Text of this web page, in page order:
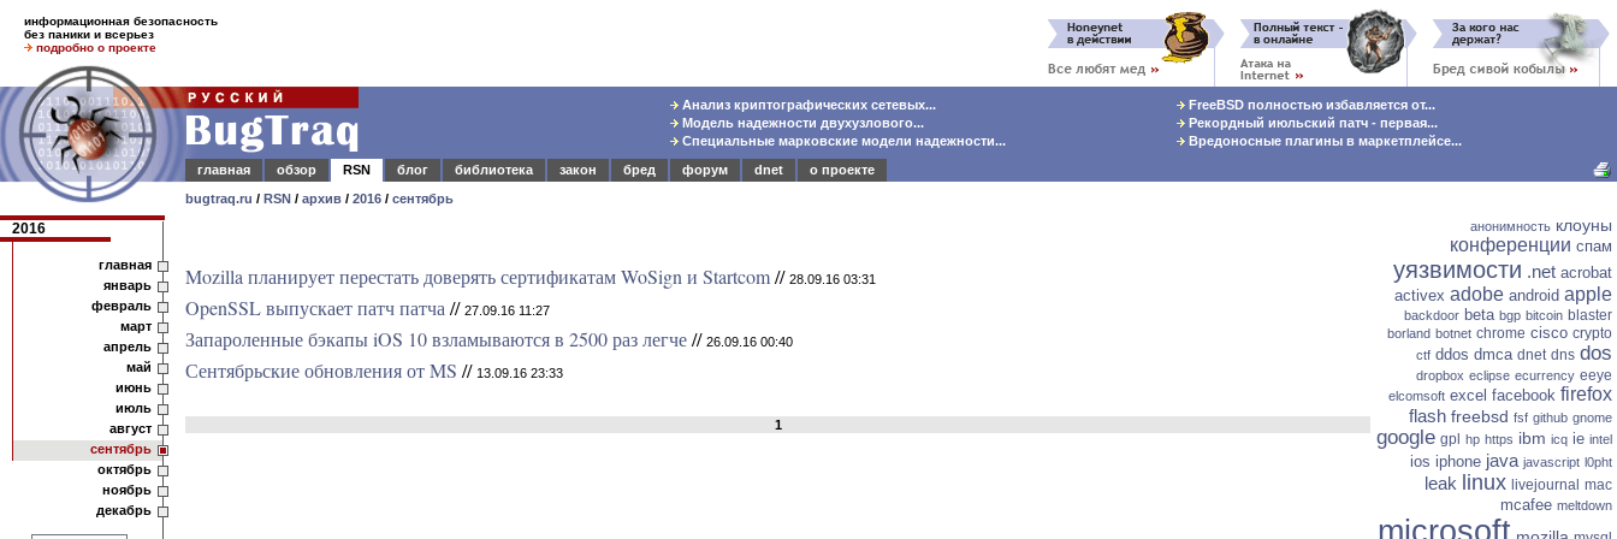
информационная безопасность
без паники и всерьез
подробно о проекте
Анализ криптографических сетевых...
Модель надежности двухузлового...
Специальные марковские модели надежности...
FreeBSD полностью избавляется от...
Рекордный июльский патч - первая...
Вредоносные плагины в маркетплейсе...
главная
обзор RSN блог библиотека закон бред форум dnet
о проекте
bugtraq.ru / RSN / архив / 2016 / сентябрь
2016
главная
январь
февраль
март
апрель
май
июнь
июль
август
сентябрь
октябрь
ноябрь
декабрь
Mozilla планирует перестать доверять сертификатам WoSign и Startcom// 28.09.16 03:31
OpenSSL выпускает патч патча // 27.09.16 11:27
Запароленные бэкапы iOS 10 взламываются в 2500 раз легче// 26.09.16 00:40
Сентябрьские обновления от MS // 13.09.16 23:33
1
анонимность клоуны
конференции спам
уязвимости .net acrobat
activex adobe android apple
backdoor beta bgp bitcoin blaster
borland botnet chrome cisco crypto
ctf ddos dmca dnet dns dos
dropbox eclipse ecurrency eeye
elcomsoft excel facebook firefox
flash freebsd fsf github gnome
google gpl hp https ibm icq ie intel
ios iphone java javascript l0pht
leak linux livejournal mac
mcafee meltdown
microsoft